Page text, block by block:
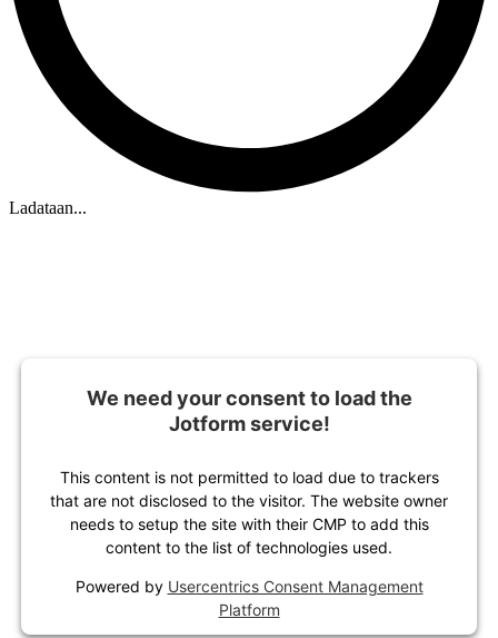
Ladataan...
We need your consent to load the
Jotform service!
This content is not permitted to load due to trackers
that are not disclosed to the visitor. The website owner
needs to setup the site with their CMP to add this
content to the list of technologies used.
Powered by Usercentrics Consent Management
Platform